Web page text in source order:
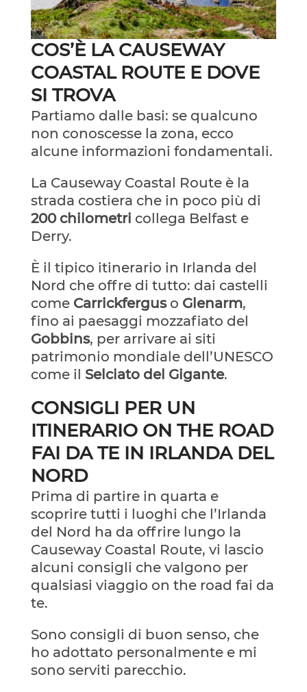
COS’È LA CAUSEWAY
COASTAL ROUTE E DOVE
SI TROVA
Partiamo dalle basi: se qualcuno
non conoscesse la zona, ecco
alcune informazioni fondamentali.
La Causeway Coastal Route è la
strada costiera che in poco più di
200 chilometri collega Belfast e
Derry.
È il tipico itinerario in Irlanda del
Nord che offre di tutto: dai castelli
come Carrickferguso Glenarm,
fino ai paesaggi mozzafiato del
Gobbins, per arrivare ai siti
patrimonio mondiale dell’UNESCO
come il Selciato del Gigante.
CONSIGLI PER UN
ITINERARIO ON THE ROAD
FAI DA TE IN IRLANDA DEL
NORD
Prima di partire in quarta e
scoprire tutti i luoghi che l’Irlanda
del Nord ha da offrire lungo la
Causeway Coastal Route, vi lascio
alcuni consigli che valgono per
qualsiasi viaggio on the road fai da
te.
Sono consigli di buon senso, che
ho adottato personalmente e mi
sono serviti parecchio.